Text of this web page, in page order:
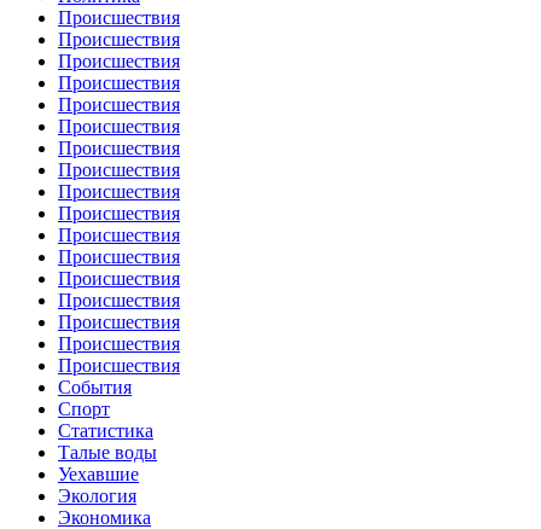
Происшествия
Происшествия
Происшествия
Происшествия
Происшествия
Происшествия
Происшествия
Происшествия
Происшествия
Происшествия
Происшествия
Происшествия
Происшествия
Происшествия
Происшествия
Происшествия
Происшествия
События
Спорт
Статистика
Талые воды
Уехавшие
Экология
Экономика